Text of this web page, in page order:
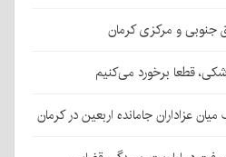
جنوبی و مرکزی کرمان
قطعا برخورد می‌کنیم